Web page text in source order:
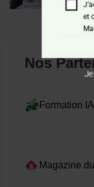
Nos
Formation
Magazine
et